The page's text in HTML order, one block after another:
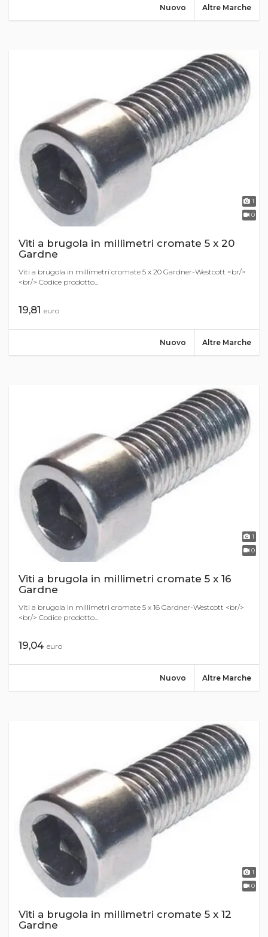
Altre Marche
Nuovo
1
0
Viti a brugola in millimetri cromate 5 x 20
Gardne
Viti a brugola in millimetri cromate 5 x 20 Gardner-Westcott <br/>
<br/> Codice prodotto...
19,81 euro
Altre Marche
Nuovo
1
0
Viti a brugola in millimetri cromate 5 x 16
Gardne
Viti a brugola in millimetri cromate 5 x 16 Gardner-Westcott <br/>
<br/> Codice prodotto...
19,04 euro
Altre Marche
Nuovo
1
0
Viti a brugola in millimetri cromate 5 x 12
Gardne